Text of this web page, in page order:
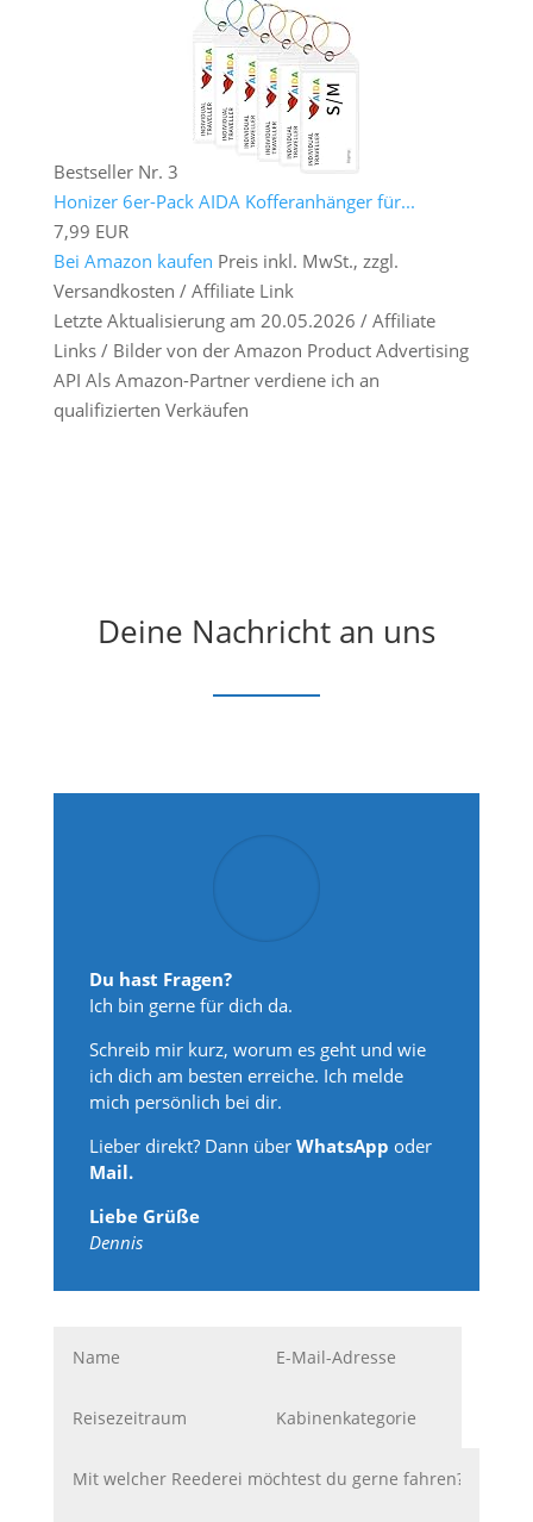
Bestseller Nr. 3
Honizer 6er-Pack AIDA Kofferanhänger für...
7,99 EUR
Bei Amazon kaufen Preis inkl. MwSt., zzgl.
Versandkosten / Affiliate Link
Letzte Aktualisierung am 20.05.2026 / Affiliate
Links / Bilder von der Amazon Product Advertising
API Als Amazon-Partner verdiene ich an
qualifizierten Verkäufen
Deine Nachricht an uns
Du hast Fragen?
Ich bin gerne für dich da.
Schreib mir kurz, worum es geht und wie
ich dich am besten erreiche. Ich melde
mich persönlich bei dir.
Lieber direkt? Dann überWhatsApp oder
Mail.
Liebe Grüße
Dennis